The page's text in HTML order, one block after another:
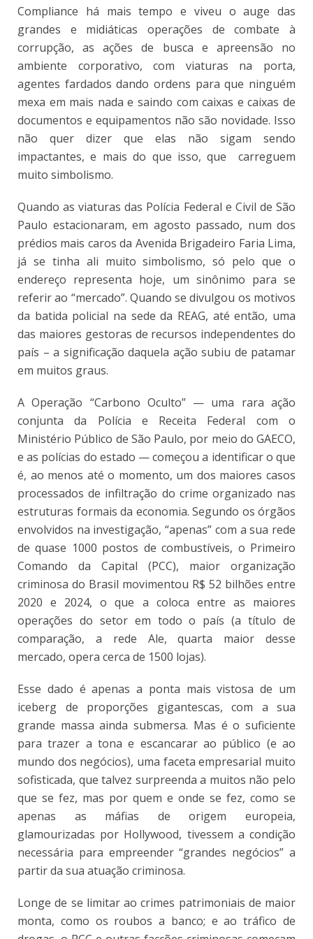
Compliance há mais tempo e viveu o auge das
grandes e midiáticas operações de combate à
corrupção, as ações de busca e apreensão no
ambiente corporativo, com viaturas na porta,
agentes fardados dando ordens para que ninguém
mexa em mais nada e saindo com caixas e caixas de
documentos e equipamentos não são novidade. Isso
não quer dizer que elas não sigam sendo
impactantes, e mais do que isso, que carreguem
muito simbolismo.
Quando as viaturas das Polícia Federal e Civil de São
Paulo estacionaram, em agosto passado, num dos
prédios mais caros da Avenida Brigadeiro Faria Lima,
já se tinha ali muito simbolismo, só pelo que o
endereço representa hoje, um sinônimo para se
referir ao “mercado”. Quando se divulgou os motivos
da batida policial na sede da REAG, até então, uma
das maiores gestoras de recursos independentes do
país – a significação daquela ação subiu de patamar
em muitos graus.
A Operação “Carbono Oculto” — uma rara ação
conjunta da Polícia e Receita Federal com o
Ministério Público de São Paulo, por meio do GAECO,
e as polícias do estado — começou a identificar o que
é, ao menos até o momento, um dos maiores casos
processados de infiltração do crime organizado nas
estruturas formais da economia. Segundo os órgãos
envolvidos na investigação, “apenas” com a sua rede
de quase 1000 postos de combustíveis, o Primeiro
Comando da Capital (PCC), maior organização
criminosa do Brasil movimentou R$ 52 bilhões entre
2020 e 2024, o que a coloca entre as maiores
operações do setor em todo o país (a título de
comparação, a rede Ale, quarta maior desse
mercado, opera cerca de 1500 lojas).
Esse dado é apenas a ponta mais vistosa de um
iceberg de proporções gigantescas, com a sua
grande massa ainda submersa. Mas é o suficiente
para trazer a tona e escancarar ao público (e ao
mundo dos negócios), uma faceta empresarial muito
sofisticada, que talvez surpreenda a muitos não pelo
que se fez, mas por quem e onde se fez, como se
apenas as máfias de origem europeia,
glamourizadas por Hollywood, tivessem a condição
necessária para empreender “grandes negócios” a
partir da sua atuação criminosa.
Longe de se limitar ao crimes patrimoniais de maior
monta, como os roubos a banco; e ao tráfico de